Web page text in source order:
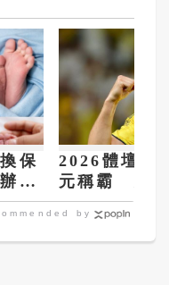
保
全
2026體壇收
元稱霸 大
by